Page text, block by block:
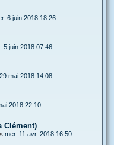
6 juin 2018 18:26
5 juin 2018 07:46
mai 2018 14:08
2018 22:10
Clément)
« mer. 11 avr. 2018 16:50